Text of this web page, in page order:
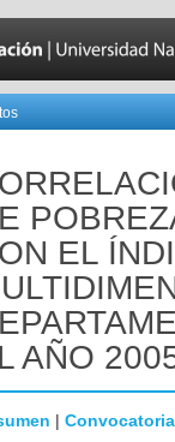
EL
AÑO
| Convocatoria